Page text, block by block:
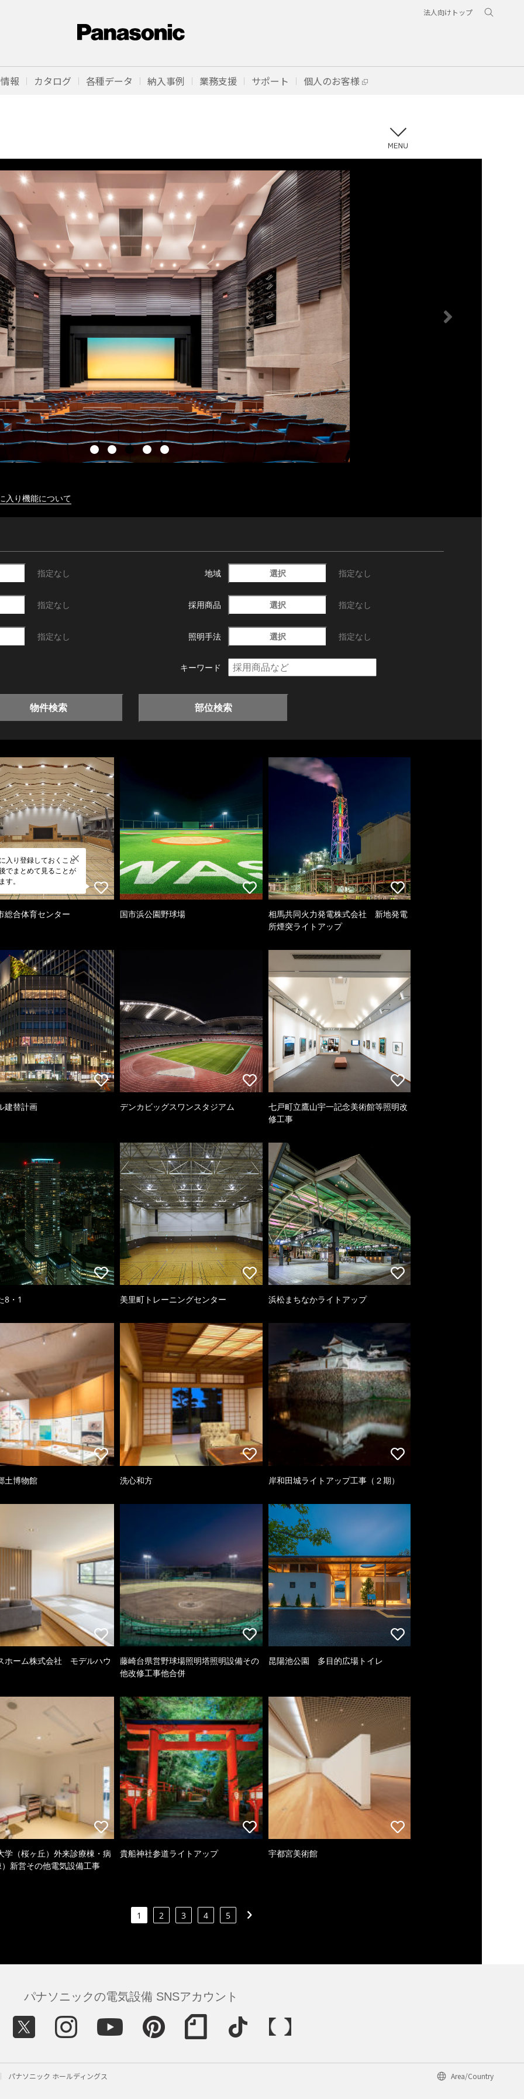
法人向けトップ
報 カタログ 各種データ 納入事例 業務支援 サポート 個人のお客様
入り機能について
指定なし 地域 選択 指定なし
指定なし 採用商品 選択 指定なし
指定なし 照明手法 選択 指定なし
キーワード
物件検索 部位検索
入り登録しておくこと
でまとめて見ることが
す。
総合体育センター 国市浜公園野球場
相馬共同火力発電株式会社 新地発電
所煙突ライトアップ
建替計画 デンカビッグスワンスタジアム
七戸町立鷹山宇一記念美術館等照明改
修工事
8・1 美里町トレーニングセンター 浜松まちなかライトアップ
土博物館 洗心和方 岸和田城ライトアップ工事（２期）
ホーム株式会社 モデルハウ
藤崎台県営野球場照明塔照明設備その
他改修工事他合併
昆陽池公園 多目的広場トイレ
学（桜ヶ丘）外来診療棟・病
新営その他電気設備工事
貴船神社参道ライトアップ 宇都宮美術館
1 2 3 4 5
パナソニックの電気設備 SNSアカウント
パナソニック ホールディングス Area/Country